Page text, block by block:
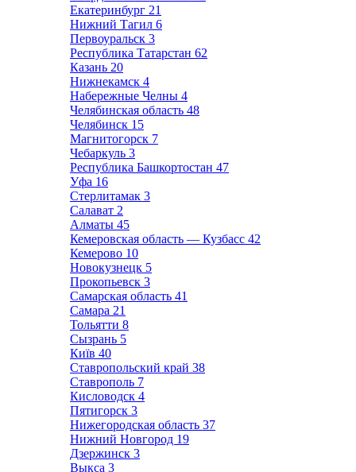
Екатеринбург 21
Нижний Тагил 6
Первоуральск 3
Республика Татарстан 62
Казань 20
Нижнекамск 4
Набережные Челны 4
Челябинская область 48
Челябинск 15
Магнитогорск 7
Чебаркуль 3
Республика Башкортостан 47
Уфа 16
Стерлитамак 3
Салават 2
Алматы 45
Кемеровская область — Кузбасс 42
Кемерово 10
Новокузнецк 5
Прокопьевск 3
Самарская область 41
Самара 21
Тольятти 8
Сызрань 5
Київ 40
Ставропольский край 38
Ставрополь 7
Кисловодск 4
Пятигорск 3
Нижегородская область 37
Нижний Новгород 19
Дзержинск 3
Выкса 3